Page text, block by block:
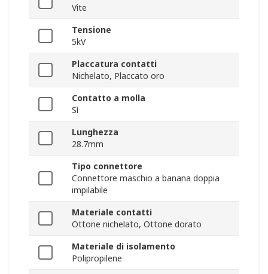
Vite
Tensione
5kV
Placcatura contatti
Nichelato, Placcato oro
Contatto a molla
Sì
Lunghezza
28.7mm
Tipo connettore
Connettore maschio a banana doppia
impilabile
Materiale contatti
Ottone nichelato, Ottone dorato
Materiale di isolamento
Polipropilene